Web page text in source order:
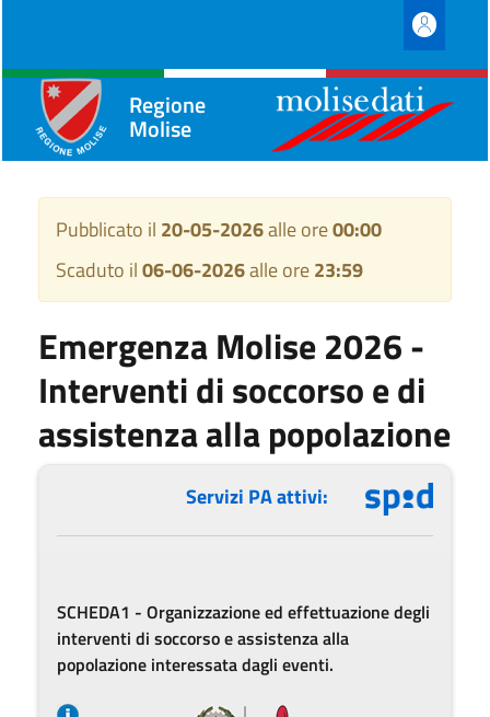
Regione
Molise
Pubblicato il 20-05-2026alle ore00:00
Scaduto il06-06-2026alle ore23:59
Emergenza Molise 2026 -
Interventi di soccorso e di
assistenza alla popolazione
Servizi PA attivi:
SCHEDA1 - Organizzazione ed effettuazione degli
interventi di soccorso e assistenza alla
popolazione interessata dagli eventi.